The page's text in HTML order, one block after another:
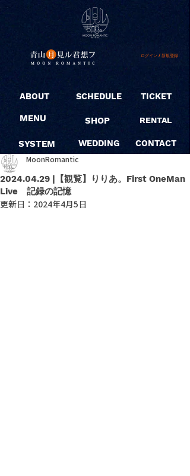
ログイン / 新規登録
ABOUT
MENU
SYSTEM
SCHEDULE
SHOP
WEDDING
TICKET
RENTAL
CONTACT
2024.04.29 |【観覧】りりあ。First OneMan
Live 記録の記憶
MoonRomantic
更新日： 2024年4月5日